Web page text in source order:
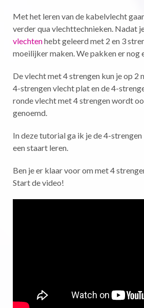
Met het leren van de kabelvlecht
verder qua vlechttechnieken. Nadat
vlechtenhebt geleerd met 2 en 3
moeilijker maken. We pakken er nog
De vlecht met 4 strengen kun je op 2
4-strengen vlecht plat en de 4-
ronde vlecht met 4 strengen wordt
genoemd.
In deze tutorial ga ik je de 4-
een staart leren.
Ben je er klaar voor om met 4
Start de video!